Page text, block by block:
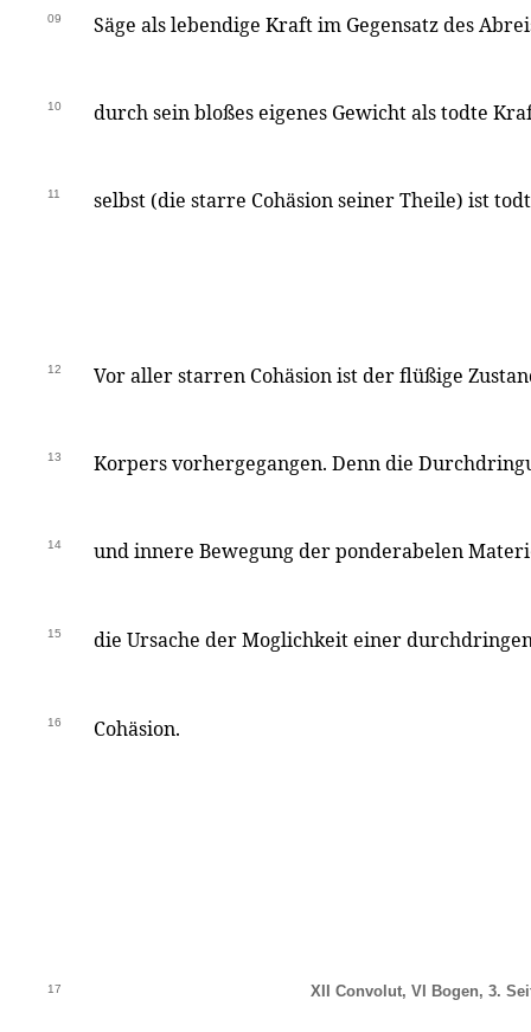
09 Säge als lebendige Kraft im Gegensatz des
10 durch sein bloßes eigenes Gewicht als todte
11 selbst (die starre Cohäsion seiner Theile) ist
12 Vor aller starren Cohäsion ist der flüßige
13 Korpers vorhergegangen. Denn die
14 und innere Bewegung der ponderabelen
15 die Ursache der Moglichkeit einer
16 Cohäsion.
17 XII Convolut, VI Bogen, 3.